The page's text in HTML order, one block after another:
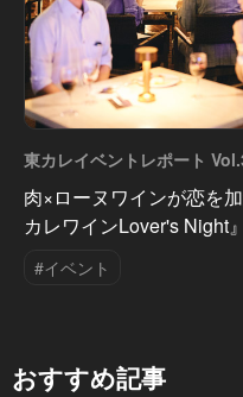
東カレイベントレポート
肉×ローヌワインが恋を
カレワインLover's Night
#イベント
おすすめ記事